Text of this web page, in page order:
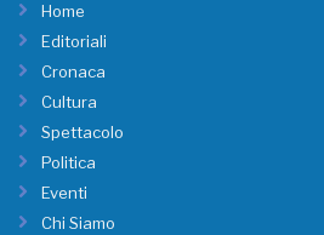
Home
Editoriali
Cronaca
Cultura
Spettacolo
Politica
Eventi
Chi Siamo